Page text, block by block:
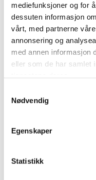
mediefunksjoner og for
dessuten informasjon
vårt, med partnerne
annonsering og
med annen informasjon
eller som de har samlet
Nødvendig
Egenskaper
Statistikk
Pro Rust Out
Rengjøringsmiddel er
for at filtermassen
styreenhet vil også